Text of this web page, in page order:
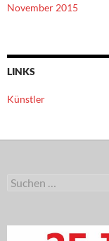
November 2015
LINKS
Künstler
Suchen